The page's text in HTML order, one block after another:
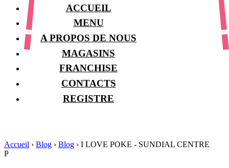
ACCUEIL
MENU
A PROPOS DE NOUS
MAGASINS
FRANCHISE
CONTACTS
REGISTRE
Accueil › Blog › Blog › I LOVE POKE - SUNDIAL CENTRE
P